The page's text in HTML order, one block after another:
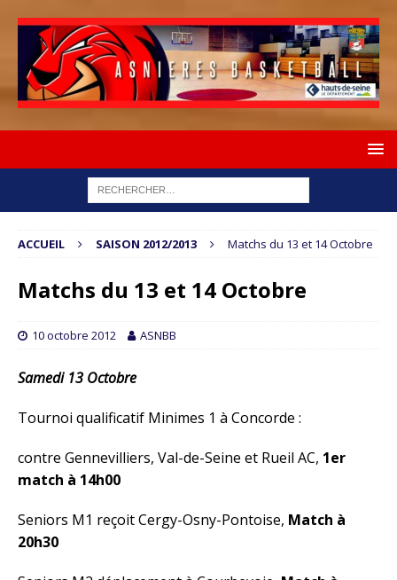
ACCUEIL SAISON 2012/2013 Matchs du 13 et 14 Octobre
Matchs du 13 et 14 Octobre
10 octobre 2012 ASNBB
Samedi 13 Octobre
Tournoi qualificatif Minimes 1 à Concorde :
contre Gennevilliers, Val-de-Seine et Rueil AC, 1er
match à 14h00
Seniors M1 reçoit Cergy-Osny-Pontoise, Match à
20h30